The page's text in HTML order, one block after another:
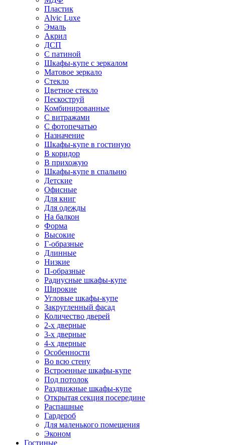
Пластик
Alvic Luxe
Эмаль
Акрил
ДСП
С патиной
Шкафы-купе с зеркалом
Матовое зеркало
Стекло
Цветное стекло
Пескоструй
Комбинированные
С витражами
С фотопечатью
Назначение
Шкафы-купе в гостиную
В коридор
В прихожую
Шкафы-купе в спальню
Детские
Офисные
Для книг
Для одежды
На балкон
Форма
Высокие
Г-образные
Длинные
Низкие
П-образные
Радиусные шкафы-купе
Широкие
Угловые шкафы-купе
Закругленный фасад
Количество дверей
2-х дверные
3-х дверные
4-х дверные
Особенности
Во всю стену
Встроенные шкафы-купе
Под потолок
Раздвижные шкафы-купе
Открытая секция посередине
Распашные
Гардероб
Для маленького помещения
Эконом
Гостиные